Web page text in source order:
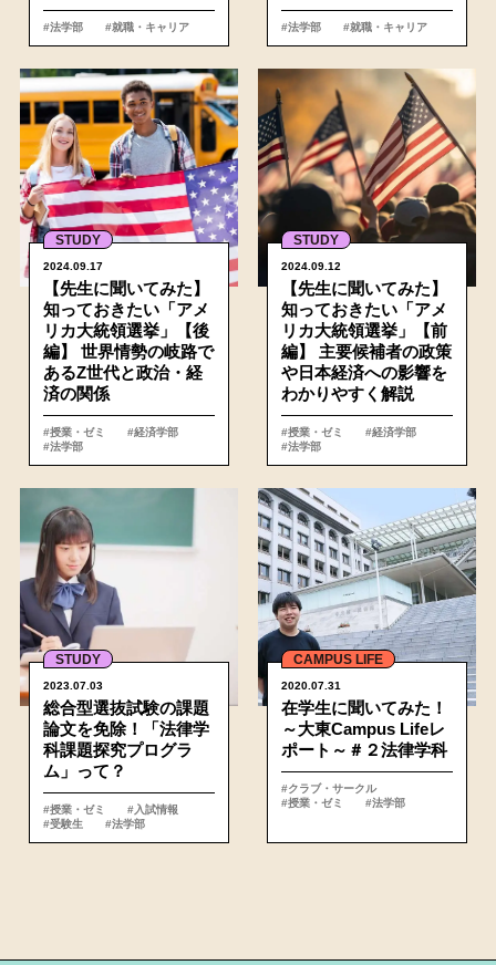
#法学部 #就職・キャリア #法学部 #就職・キャリア
STUDY
2024.09.17
【先生に聞いてみた】
知っておきたい「アメ
リカ大統領選挙」【後
編】 世界情勢の岐路で
あるZ世代と政治・経
済の関係
#授業・ゼミ
#経済学部
#法学部
詳細
STUDY
2024.09.12
【先生に聞いてみた】
知っておきたい「アメ
リカ大統領選挙」【前
編】 主要候補者の政策
や日本経済への影響を
わかりやすく解説
#授業・ゼミ
#経済学部
#法学部
STUDY
2023.07.03
総合型選抜試験の課題
論文を免除！「法律学
科課題探究プログラ
ム」って？
#授業・ゼミ
#入試情報
#受験生
#法学部
詳細
CAMPUS LIFE
2020.07.31
在学生に聞いてみた！
～大東Campus Lifeレ
ポート～＃２法律学科
#クラブ・サークル
#授業・ゼミ
#法学部